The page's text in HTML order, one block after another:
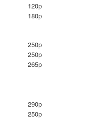
120р
180р
250р
250р
265р
290р
250р